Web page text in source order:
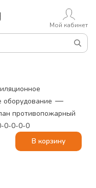
Мой кабинет
—
противопожарный
0-0-0-0
В корзину